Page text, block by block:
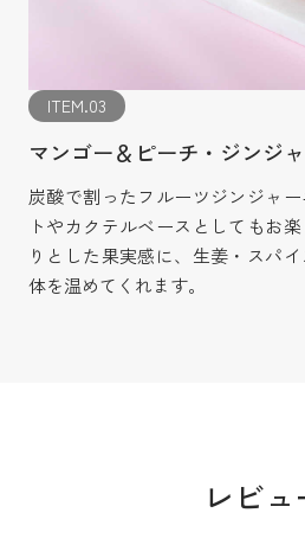
ITEM.03
マンゴー＆ピーチ・ジンジ
炭酸で割ったフルーツジンジャ
トやカクテルベースとしてもお
りとした果実感に、生姜・スパ
体を温めてくれます。
レビュ